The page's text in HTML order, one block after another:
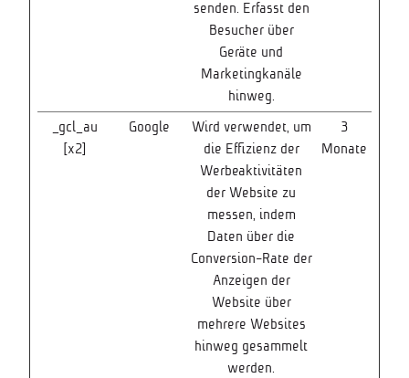
senden. Erfasst den
Besucher über
Geräte und
Marketingkanäle
hinweg.
_gcl_au
[x2]
Google
Wird verwendet, um
die Effizienz der
Werbeaktivitäten
der Website zu
messen, indem
Daten über die
Conversion-Rate der
Anzeigen der
Website über
mehrere Websites
hinweg gesammelt
werden.
3
Monate